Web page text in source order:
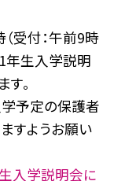
受付：午前9時
年生入学説明
。
予定の保護者
すようお願い
入学説明会に